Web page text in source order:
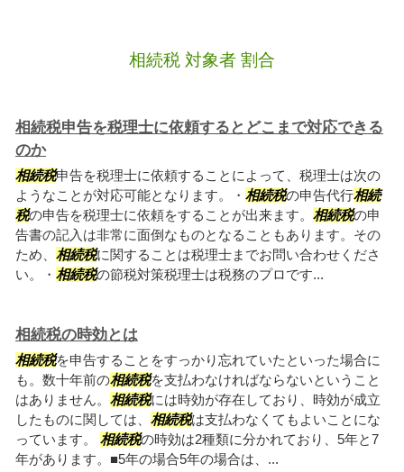
相続税 対象者 割合
相続税申告を税理士に依頼するとどこまで対応できる
のか
相続税申告を税理士に依頼することによって、税理士は次の
ようなことが対応可能となります。・ 相続税の申告代行相続
税の申告を税理士に依頼をすることが出来ます。 相続税の申
告書の記入は非常に面倒なものとなることもあります。その
ため、 相続税に関することは税理士までお問い合わせくださ
い。・ 相続税の節税対策税理士は税務のプロです...
相続税の時効とは
相続税を申告することをすっかり忘れていたといった場合に
も。数十年前の相続税を支払わなければならないということ
はありません。 相続税には時効が存在しており、時効が成立
したものに関しては、 相続税は支払わなくてもよいことにな
っています。 相続税の時効は2種類に分かれており、5年と7
年があります。■5年の場合5年の場合は、...